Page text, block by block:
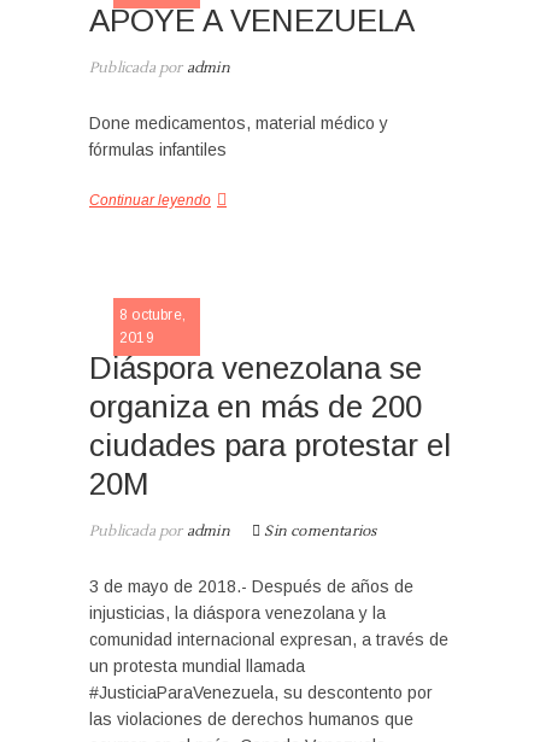
APOYE A VENEZUELA
Publicada poradmin
Done medicamentos, material médico y
fórmulas infantiles
Continuar leyendo
8 octubre,
2019
Diáspora venezolana se
organiza en más de 200
ciudades para protestar el
20M
Publicada poradmin Sin comentarios
3 de mayo de 2018.- Después de años de
injusticias, la diáspora venezolana y la
comunidad internacional expresan, a través de
un protesta mundial llamada
#JusticiaParaVenezuela, su descontento por
las violaciones de derechos humanos que